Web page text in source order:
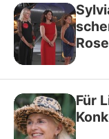
Rose
Für